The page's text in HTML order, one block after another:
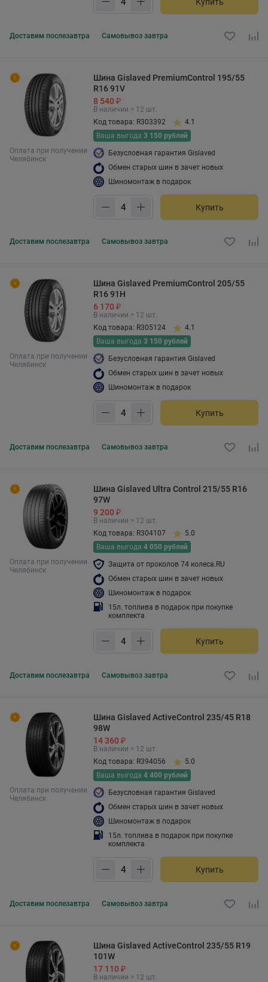
Доставим послезавтра Самовывоз завтра
Оплата при получении
Челябинск
Шина Gislaved PremiumControl 195/55
R16 91V
8 540 ₽
В наличии > 12 шт.
Код товара: R303392
4.1
Ваша выгода 3 150 рублей
Безусловная гарантия Gislaved
Обмен старых шин в зачет новых
Шиномонтаж в подарок
Купить
Доставим послезавтра Самовывоз завтра
Оплата при получении
Челябинск
Шина Gislaved PremiumControl 205/55
R16 91H
6 170 ₽
В наличии > 12 шт.
Код товара: R305124
4.1
Ваша выгода 3 150 рублей
Безусловная гарантия Gislaved
Обмен старых шин в зачет новых
Шиномонтаж в подарок
Купить
Доставим послезавтра Самовывоз завтра
Оплата при получении
Челябинск
Шина Gislaved Ultra Control 215/55 R16
97W
9 200 ₽
В наличии > 12 шт.
Код товара: R304107
5.0
Ваша выгода 4 050 рублей
Защита от проколов 74 колеса.RU
Обмен старых шин в зачет новых
Шиномонтаж в подарок
15л. топлива в подарок при покупке
комплекта
Купить
Доставим послезавтра Самовывоз завтра
Оплата при получении
Челябинск
Шина Gislaved ActiveControl 235/45 R18
98W
14 360 ₽
В наличии > 12 шт.
Код товара: R394056
5.0
Ваша выгода 4 400 рублей
Безусловная гарантия Gislaved
Обмен старых шин в зачет новых
Шиномонтаж в подарок
15л. топлива в подарок при покупке
комплекта
Купить
Доставим послезавтра Самовывоз завтра
Шина Gislaved ActiveControl 235/55 R19
101W
17 110 ₽
В наличии > 12 шт.